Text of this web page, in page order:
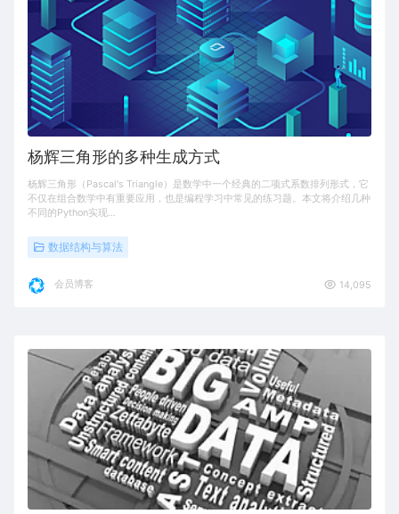
杨辉三角形的多种生成方式
杨辉三角形（Pascal's Triangle）是数学中一个经典的二项式系数排列形式，它
不仅在组合数学中有重要应用，也是编程学习中常见的练习题。本文将介绍几种
不同的Python实现…
数据结构与算法
会员博客 14,095